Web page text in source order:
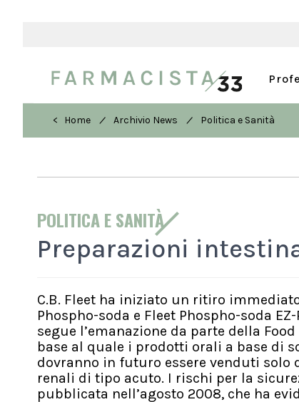
< Home / Archivio News / Politica e Sanità
POLITICA E SANITÀ
Preparazioni
C.B. Fleet ha iniziato un ritiro
Phospho-soda e Fleet Phospho-soda
segue l’emanazione da parte della
base al quale i prodotti orali a base di
dovranno in futuro essere venduti
renali di tipo acuto. I rischi per la
pubblicata nell’agosto 2008, che ha